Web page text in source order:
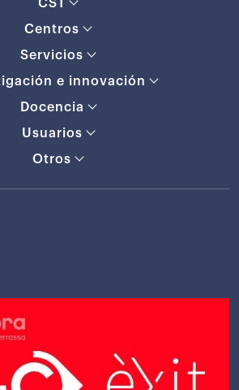
CST
Centros
Servicios
e innovación
Docencia
Usuarios
Otros